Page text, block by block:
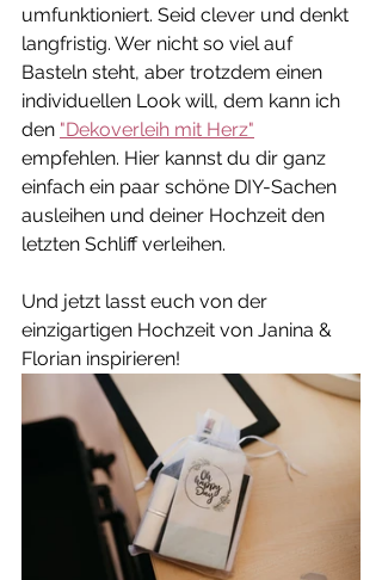
umfunktioniert. Seid clever und denkt
langfristig. Wer nicht so viel auf
Basteln steht, aber trotzdem einen
individuellen Look will, dem kann ich
den "Dekoverleih mit Herz"
empfehlen. Hier kannst du dir ganz
einfach ein paar schöne DIY-Sachen
ausleihen und deiner Hochzeit den
letzten Schliff verleihen.
Und jetzt lasst euch von der
einzigartigen Hochzeit von Janina &
Florian inspirieren!